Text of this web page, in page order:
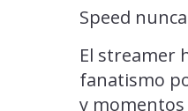
Speed
El streamer
fanatismo
y momentos